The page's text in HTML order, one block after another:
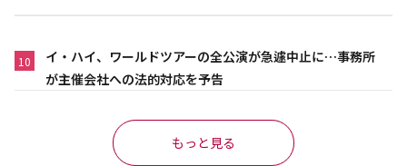
10
イ・ハイ、ワールドツアーの全公演が急遽中止に…事務所
が主催会社への法的対応を予告
もっと見る